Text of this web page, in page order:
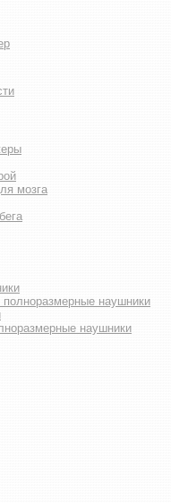
мозга
наушники
наушники